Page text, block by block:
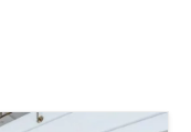
15,000
3,000-8,000